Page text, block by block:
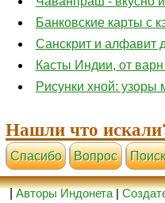
Банковские карты с
Санскрит и алфавит
Касты Индии, от
Рисунки хной: узоры
Нашли что
Cпасибо Вопрос Поиск
|Авторы Индонета|